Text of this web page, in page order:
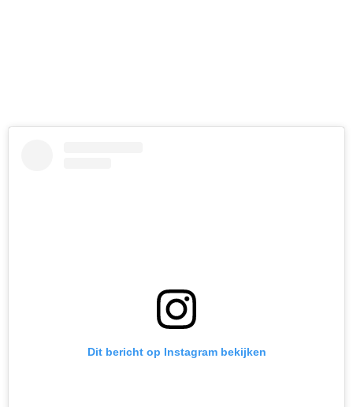
Dit bericht op Instagram bekijken